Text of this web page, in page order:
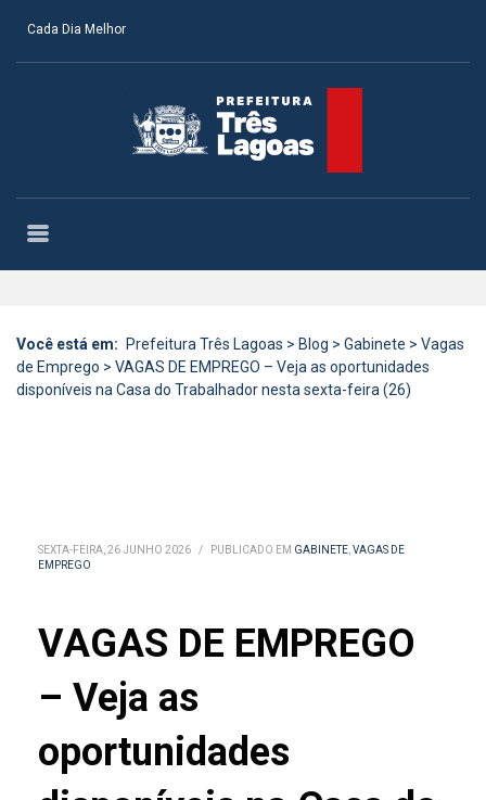
Cada Dia Melhor
Você está em: Prefeitura Três Lagoas > Blog > Gabinete > Vagas
de Emprego > VAGAS DE EMPREGO – Veja as oportunidades
disponíveis na Casa do Trabalhador nesta sexta-feira (26)
SEXTA-FEIRA, 26 JUNHO 2026 / PUBLICADO EM GABINETE,VAGAS DE
EMPREGO
VAGAS DE EMPREGO
– Veja as
oportunidades